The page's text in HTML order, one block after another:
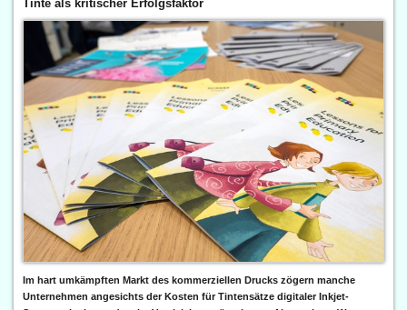
Tinte als kritischer Erfolgsfaktor
Im hart umkämpften Markt des kommerziellen Drucks zögern manche
Unternehmen angesichts der Kosten für Tintensätze digitaler Inkjet-